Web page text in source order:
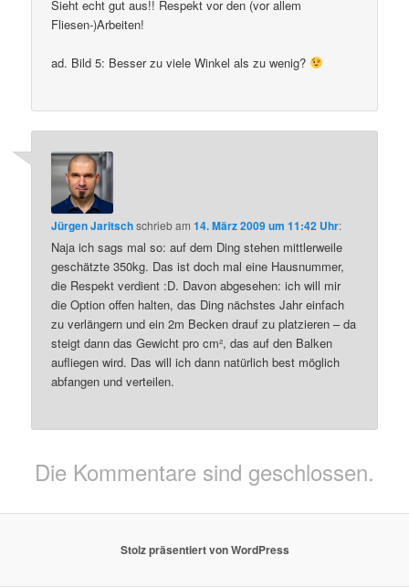
Sieht echt gut aus!! Respekt vor den (vor allem
Fliesen-)Arbeiten!
ad. Bild 5: Besser zu viele Winkel als zu wenig?
Jürgen Jaritschschriebam14. März 2009 um 11:42 Uhr:
Naja ich sags mal so: auf dem Ding stehen mittlerweile
geschätzte 350kg. Das ist doch mal eine Hausnummer,
die Respekt verdient :D. Davon abgesehen: ich will mir
die Option offen halten, das Ding nächstes Jahr einfach
zu verlängern und ein 2m Becken drauf zu platzieren – da
steigt dann das Gewicht pro cm², das auf den Balken
aufliegen wird. Das will ich dann natürlich best möglich
abfangen und verteilen.
Die Kommentare sind geschlossen.
Stolz präsentiert von WordPress